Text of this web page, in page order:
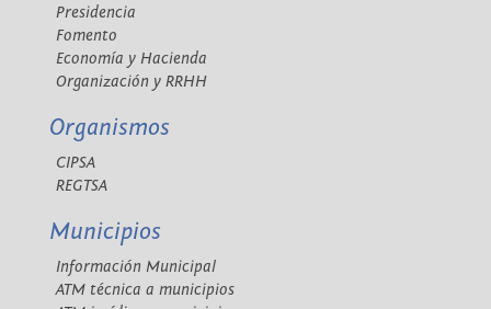
Presidencia
Fomento
Economía y Hacienda
Organización y RRHH
Organismos
CIPSA
REGTSA
Municipios
Información Municipal
ATM técnica a municipios